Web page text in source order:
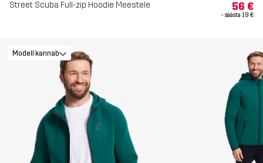
Street Scuba Full-zip Hoodie Meestele 56 €
- säästa 19 €
Modell kannab